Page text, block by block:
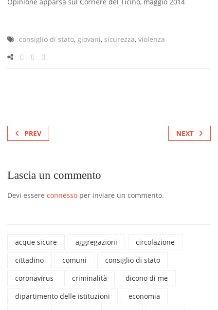
consiglio di stato, giovani, sicurezza, violenza
PREV NEXT
Lascia un commento
Devi essere connesso per inviare un commento.
acque sicure aggregazioni
circolazione
cittadino
comuni
consiglio di stato
coronavirus
criminalità
dicono di me
dipartimento delle istituzioni
economia